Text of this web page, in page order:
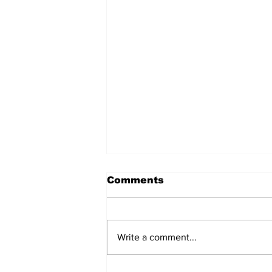
Vancouver Whitecaps-
FC Juarez
Comments
Write a comment...